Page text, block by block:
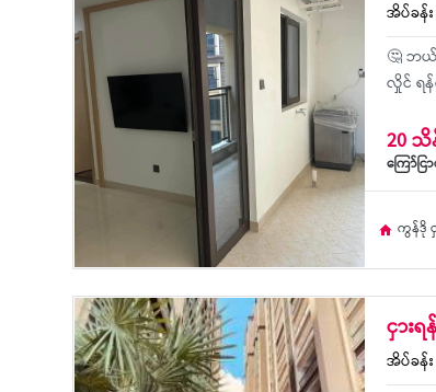
အိပ်ခန်
🤔 ဘယ်
လှိုင် ရ
20 သိ
ကြော်င
ကွန်ဒို
ငှား
အိပ်ခန်